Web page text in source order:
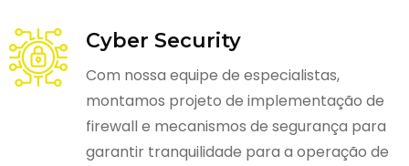
Cyber Security
Com nossa equipe de especialistas,
montamos projeto de implementação de
firewall e mecanismos de segurança para
garantir tranquilidade para a operação de